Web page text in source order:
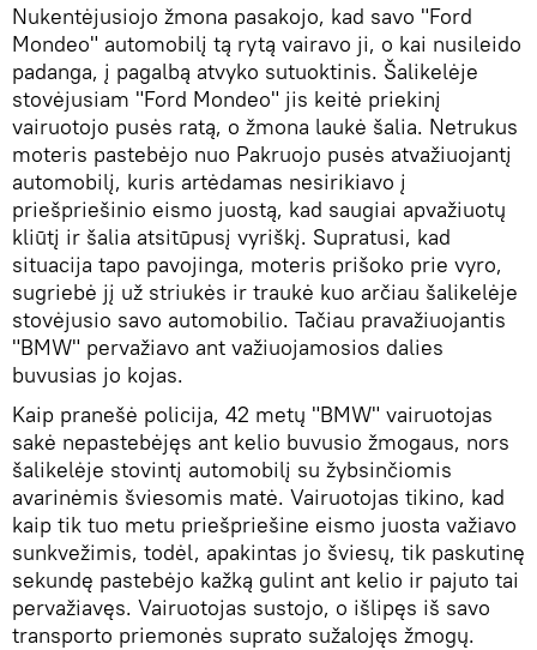
Nukentėjusiojo žmona pasakojo, kad savo "Ford
Mondeo" automobilį tą rytą vairavo ji, o kai nusileido
padanga, į pagalbą atvyko sutuoktinis. Šalikelėje
stovėjusiam "Ford Mondeo" jis keitė priekinį
vairuotojo pusės ratą, o žmona laukė šalia. Netrukus
moteris pastebėjo nuo Pakruojo pusės atvažiuojantį
automobilį, kuris artėdamas nesirikiavo į
priešpriešinio eismo juostą, kad saugiai apvažiuotų
kliūtį ir šalia atsitūpusį vyriškį. Supratusi, kad
situacija tapo pavojinga, moteris prišoko prie vyro,
sugriebė jį už striukės ir traukė kuo arčiau šalikelėje
stovėjusio savo automobilio. Tačiau pravažiuojantis
"BMW" pervažiavo ant važiuojamosios dalies
buvusias jo kojas.
Kaip pranešė policija, 42 metų "BMW" vairuotojas
sakė nepastebėjęs ant kelio buvusio žmogaus, nors
šalikelėje stovintį automobilį su žybsinčiomis
avarinėmis šviesomis matė. Vairuotojas tikino, kad
kaip tik tuo metu priešpriešine eismo juosta važiavo
sunkvežimis, todėl, apakintas jo šviesų, tik paskutinę
sekundę pastebėjo kažką gulint ant kelio ir pajuto tai
pervažiavęs. Vairuotojas sustojo, o išlipęs iš savo
transporto priemonės suprato sužalojęs žmogų.